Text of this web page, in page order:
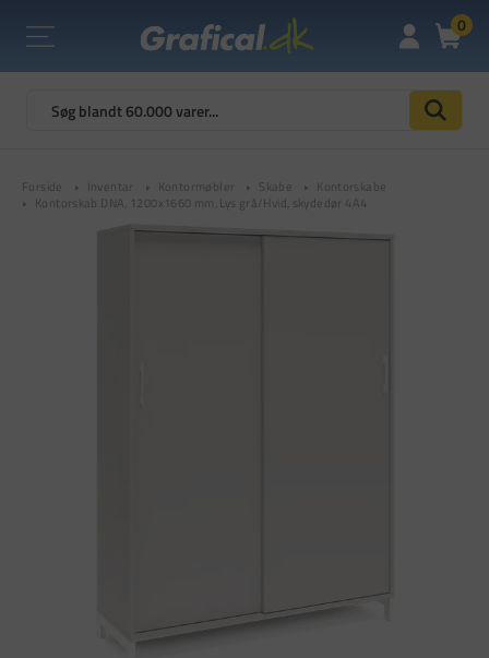
0
Forside Inventar Kontormøbler Skabe
Kontorskabe
Kontorskab DNA, 1200x1660 mm, Lys grå/Hvid, skydedør 4A4